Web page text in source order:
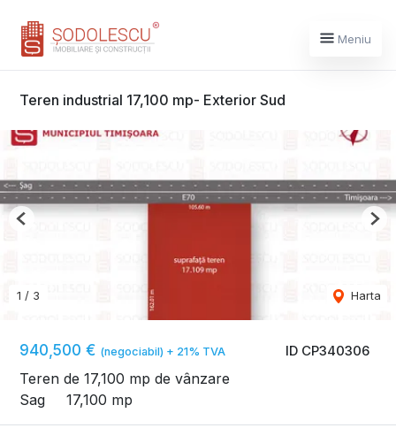
Meniu
Teren industrial 17,100 mp- Exterior Sud
ID CP340306
940,500 € (negociabil) + 21% TVA
Teren de 17,100 mp de vânzare
Sag
17,100 mp
1 / 3 Harta
Previous